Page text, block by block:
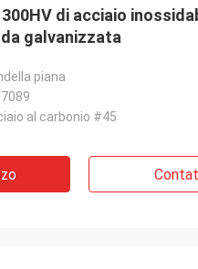
di acciaio
galvanizzata
piana
al carbonio #45